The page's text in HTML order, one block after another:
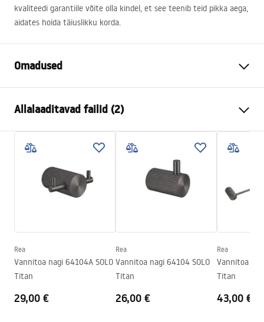
kvaliteedi garantiile võite olla kindel, et see teenib teid pikka aega,
aidates hoida täiuslikku korda.
Omadused
Materjal
Paigaldusviis
Kruvitav
Laius
160
Kõrgus
167mm
Sügavus
65mm
Allalaaditavad failid (2)
Garantiitingimused
Warranty_Terms_and_Conditions_Accessories_-_24.pdf
Turvalisuse teave
Rea
Vannitoa nagi 64104A SOLO
Titan
29,00 €
Rea
Vannitoa nagi 64104 SOLO
Titan
26,00 €
Rea
Vannitoa
Titan
43,00 €